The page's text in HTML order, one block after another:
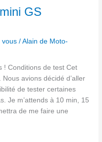
GS
vous /Alain de Moto-
! Conditions de test Cet
avions décidé d’aller
de tester certaines
Je m’attends à 10 min, 15
de me faire une